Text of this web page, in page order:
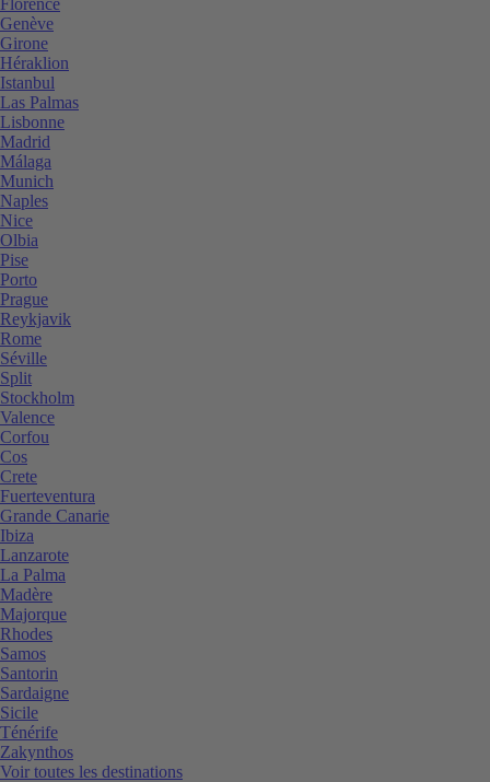
Genève
Girone
Héraklion
Istanbul
Las Palmas
Lisbonne
Madrid
Málaga
Munich
Naples
Nice
Olbia
Pise
Porto
Prague
Reykjavik
Rome
Séville
Split
Stockholm
Valence
Corfou
Cos
Crete
Fuerteventura
Grande Canarie
Ibiza
Lanzarote
La Palma
Madère
Majorque
Rhodes
Samos
Santorin
Sardaigne
Sicile
Ténérife
Zakynthos
Voir toutes les destinations